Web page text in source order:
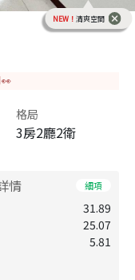
NEW！ 清爽空間
格局
3房2廳2衛
情 細項
31.89
25.07
5.81